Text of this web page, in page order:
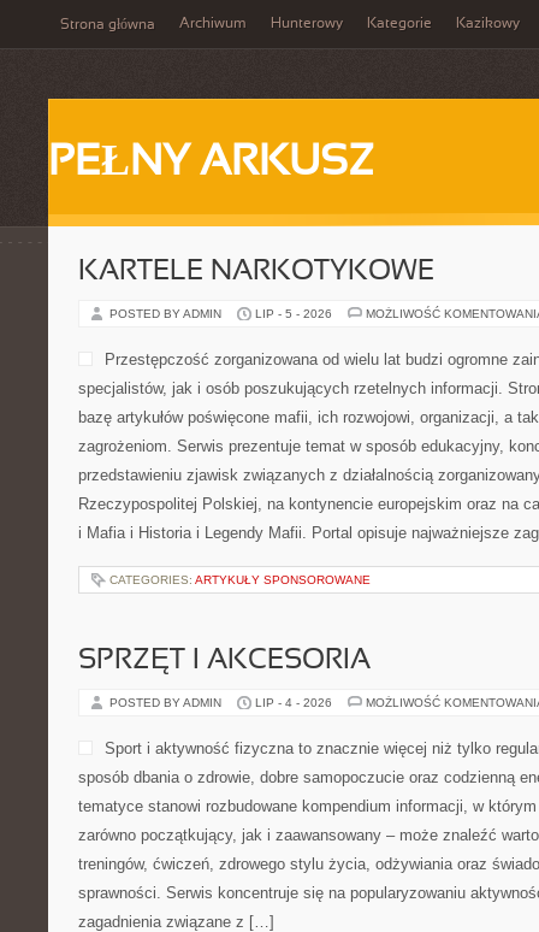
Strona główna Archiwum Hunterowy Kategorie Kazikowy
PEŁNY ARKUSZ
KARTELE NARKOTYKOWE
POSTED BY ADMIN LIP - 5 - 2026 MOŻLIWOŚĆ
Przestępczość zorganizowana od wielu lat budzi ogromne
specjalistów, jak i osób poszukujących rzetelnych informacji.
bazę artykułów poświęcone mafii, ich rozwojowi, organizacji, a
zagrożeniom. Serwis prezentuje temat w sposób edukacyjny,
przedstawieniu zjawisk związanych z działalnością
Rzeczypospolitej Polskiej, na kontynencie europejskim oraz na
i Mafia i Historia i Legendy Mafii. Portal opisuje najważniejsze
CATEGORIES: ARTYKUŁY SPONSOROWANE
SPRZĘT I AKCESORIA
POSTED BY ADMIN LIP - 4 - 2026 MOŻLIWOŚĆ
Sport i aktywność fizyczna to znacznie więcej niż tylko
sposób dbania o zdrowie, dobre samopoczucie oraz codzienną
tematyce stanowi rozbudowane kompendium informacji, w
zarówno początkujący, jak i zaawansowany – może znaleźć
treningów, ćwiczeń, zdrowego stylu życia, odżywiania oraz
sprawności. Serwis koncentruje się na popularyzowaniu
zagadnienia związane z […]